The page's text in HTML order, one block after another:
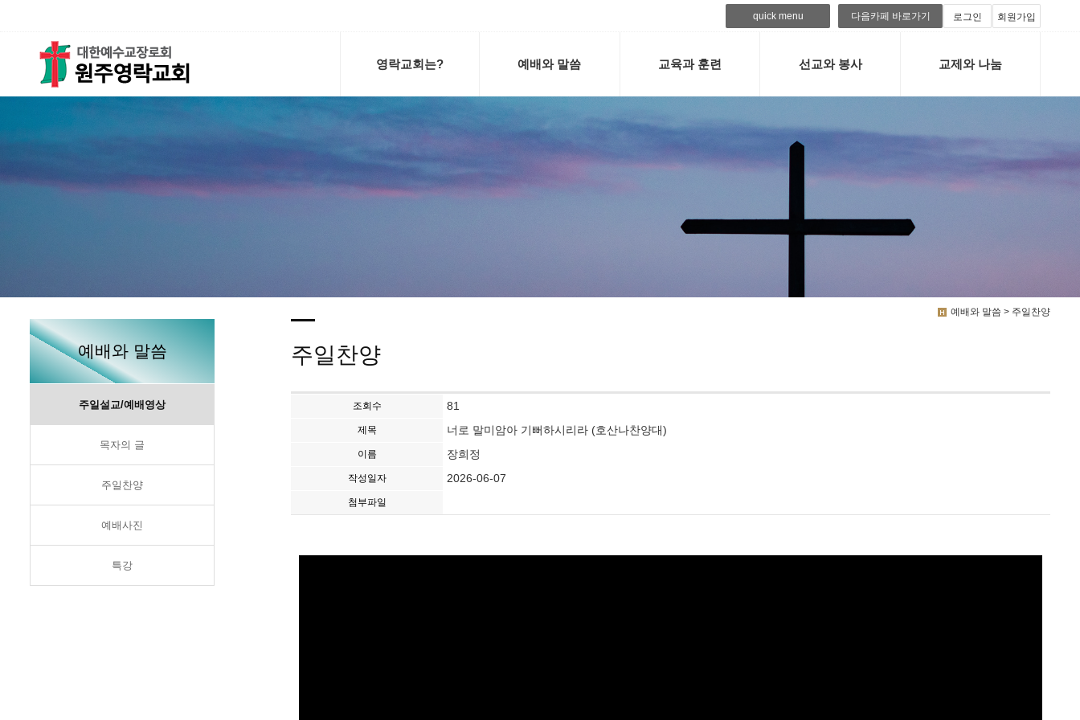
quick menu 다음카페 바로가기 로그인 회원가입
영락교회는? 예배와 말씀 교육과 훈련 선교와 봉사 교제와 나눔
예배와 말씀 > 주일찬양
예배와 말씀
주일설교/예배영상
목자의 글
주일찬양
예배사진
특강
주일찬양
조회수 81
제목 너로 말미암아 기뻐하시리라 (호산나찬양대)
이름 장희정
작성일자 2026-06-07
첨부파일